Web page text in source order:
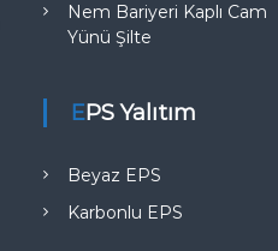
Nem Bariyeri Kaplı Cam
Yünü Şilte
EPS Yalıtım
Beyaz EPS
Karbonlu EPS